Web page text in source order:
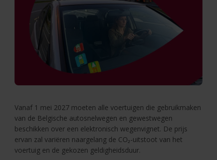
Vanaf 1 mei 2027 moeten alle voertuigen die gebruikmaken
van de Belgische autosnelwegen en gewestwegen
beschikken over een elektronisch wegenvignet. De prijs
ervan zal variëren naargelang de CO₂-uitstoot van het
voertuig en de gekozen geldigheidsduur.